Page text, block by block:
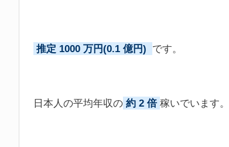
推定 1000 万円(0.1 億円) です。
日本人の平均年収の 約 2 倍 稼いでいます。